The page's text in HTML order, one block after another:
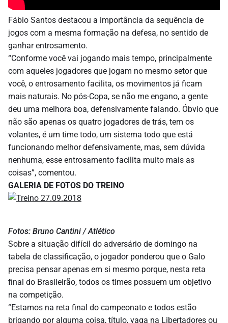
Fábio Santos destacou a importância da sequência de
jogos com a mesma formação na defesa, no sentido de
ganhar entrosamento.
“Conforme você vai jogando mais tempo, principalmente
com aqueles jogadores que jogam no mesmo setor que
você, o entrosamento facilita, os movimentos já ficam
mais naturais. No pós-Copa, se não me engano, a gente
deu uma melhora boa, defensivamente falando. Óbvio que
não são apenas os quatro jogadores de trás, tem os
volantes, é um time todo, um sistema todo que está
funcionando melhor defensivamente, mas, sem dúvida
nenhuma, esse entrosamento facilita muito mais as
coisas”, comentou.
GALERIA DE FOTOS DO TREINO
Fotos: Bruno Cantini / Atlético
Sobre a situação difícil do adversário de domingo na
tabela de classificação, o jogador ponderou que o Galo
precisa pensar apenas em si mesmo porque, nesta reta
final do Brasileirão, todos os times possuem um objetivo
na competição.
“Estamos na reta final do campeonato e todos estão
brigando por alguma coisa, título, vaga na Libertadores ou